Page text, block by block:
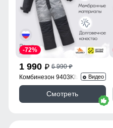
1 990 p 6 990p
-72%
Комбинезон 9403Kh Видео
Смотреть